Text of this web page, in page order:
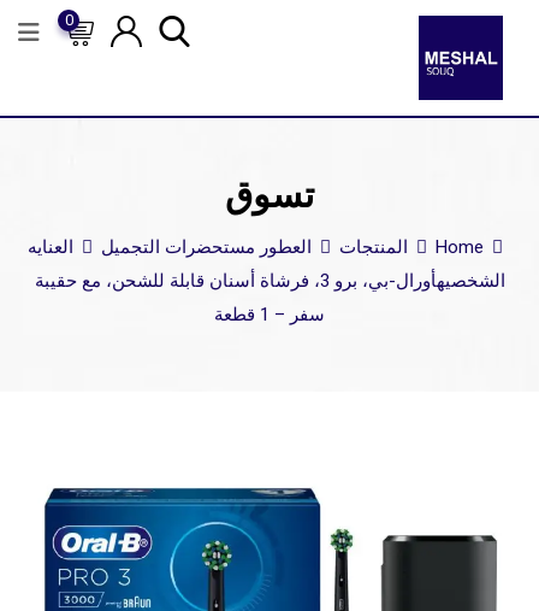
0
تسوق
Home المنتجات العطور مستحضرات التجميل
العنايه
الشخصيه
أورال-بي، برو 3، فرشاة أسنان قابلة للشحن، مع حقيبة
سفر – 1 قطعة